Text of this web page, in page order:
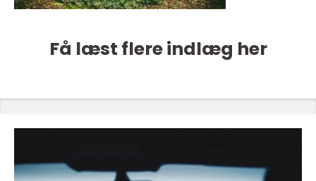
Få læst flere indlæg her